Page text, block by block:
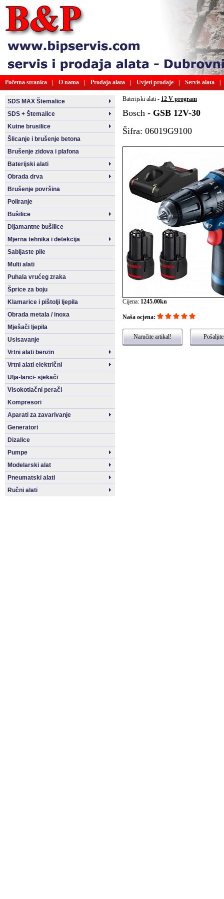
Početna stranica | O nama | Prodaja alata | Uvjeti prodaje | Servis alata |
SDS MAX Štemalice
SDS + Štemalice
Kutne brusilice
Šlicanje i brušenje betona
Brušenje zidova i plafona
Baterijski alati
Obrada drva
Brušenje površina
Poliranje
Bušilice
Dijamantne bušilice
Mjerna tehnika i detekcija
Sabljaste pile
Multi alati
Puhala vrućeg zraka
Šprice za boju
Klamarice i pištolji ljepila
Obrada metala / inoxa
Mješači ljepila
Usisavanje
Vrtni alati benzin
Vrtni alati električni
Ulja-lanci- sjekači
Visokotlačni perači
Kompresori
Aparati za zavarivanje
Generatori
Dizalice
Pumpe
Modelarski alat
Pneumatski alati
Ručni alati
Baterijski alati - 12 V program
Bosch - GSB 12V-30
Šifra: 06019G9100
Cijena: 1245.00kn
Naša ocjena:
Naručite artikal!